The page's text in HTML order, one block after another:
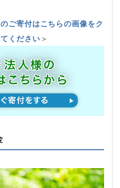
ご寄付はこちらの画像をク
ください＞